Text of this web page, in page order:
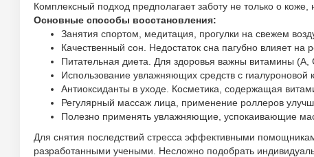
Комплексный подход предполагает заботу не только о
Основные способы восстановления:
Занятия спортом, медитация, прогулки на свежем
Качественный сон. Недостаток сна пагубно влияет
Питательная диета. Для здоровья важны витамины
Использование увлажняющих средств с
Антиоксиданты в уходе. Косметика, содержащая
Регулярный массаж лица, применение роллеров
Полезно применять увлажняющие, успокаивающие
Для снятия последствий стресса эффективными
разработанными учеными. Несложно подобрать